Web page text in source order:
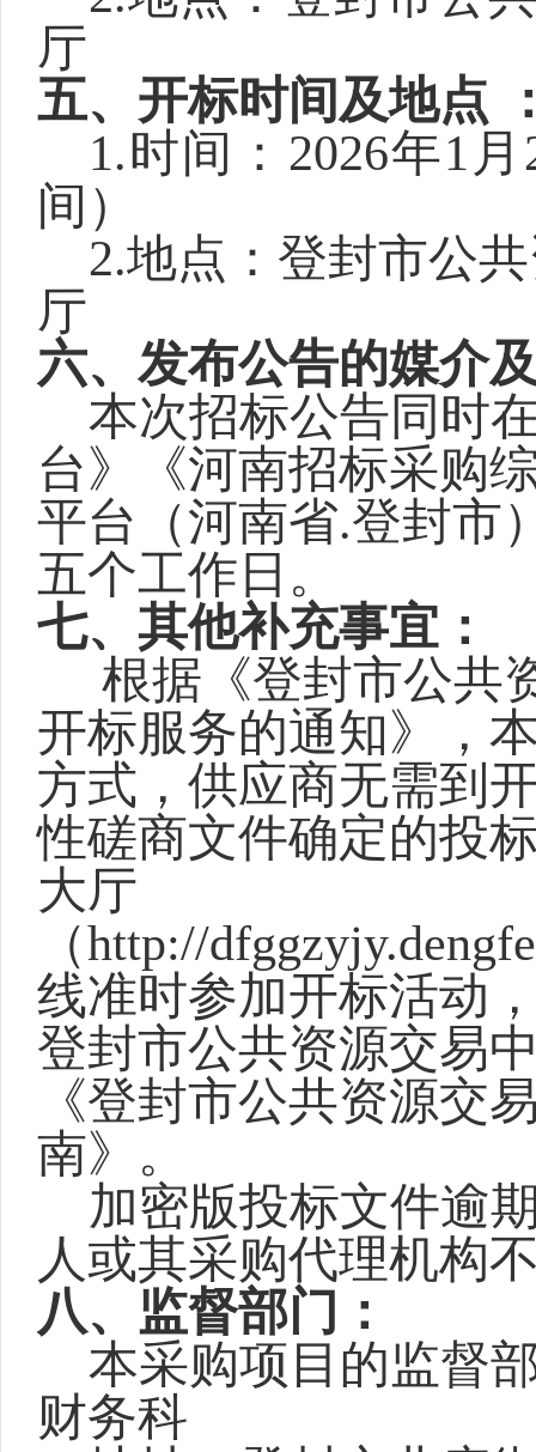
厅
五、开标时间及地点
1.时间：2026年1
间）
2.地点：登封市公
厅
六、发布公告的媒介
本次招标公告同时
台》《河南招标采购
平台（河南省.登封市
五个工作日。
七、其他补充事宜：
根据《登封市公共
开标服务的通知》，
方式，供应商无需到
性磋商文件确定的投
大厅
（http://
线准时参加开标活动
登封市公共资源交易
《登封市公共资源交
南》。
加密版投标文件逾
人或其采购代理机构
八、 监督部门 ：
本采购项目的监督
财务科